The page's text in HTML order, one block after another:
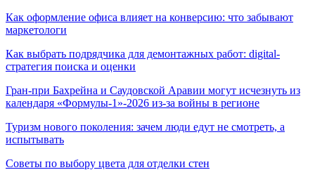
Как оформление офиса влияет на конверсию: что забывают
маркетологи
Как выбрать подрядчика для демонтажных работ: digital-
стратегия поиска и оценки
Гран-при Бахрейна и Саудовской Аравии могут исчезнуть из
календаря «Формулы-1»-2026 из-за войны в регионе
Туризм нового поколения: зачем люди едут не смотреть, а
испытывать
Советы по выбору цвета для отделки стен